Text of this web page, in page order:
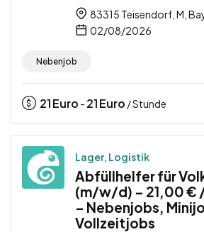
83315 Teisendorf, M,
02/08/2026
Nebenjob
21Euro - 21Euro / Stunde
Lager, Logistik
Abfüllhelfer für
(m/w/d) – 21,00 €
– Nebenjobs,
Vollzeitjobs